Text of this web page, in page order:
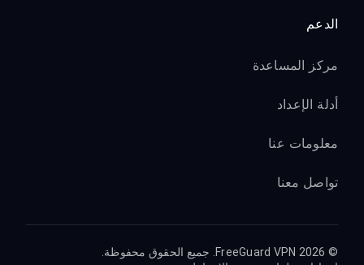
الدعم
مركز المساعدة
أدلة الإعداد
معلومات عنا
تواصل معنا
© 2026 FreeGuard VPN. جميع الحقوق محفوظة.